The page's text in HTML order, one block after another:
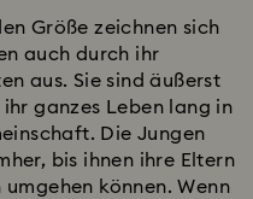
Größe zeichnen sich
auch durch ihr
aus. Sie sind äußerst
ganzes Leben lang in
Die Jungen
bis ihnen ihre Eltern
können. Wenn